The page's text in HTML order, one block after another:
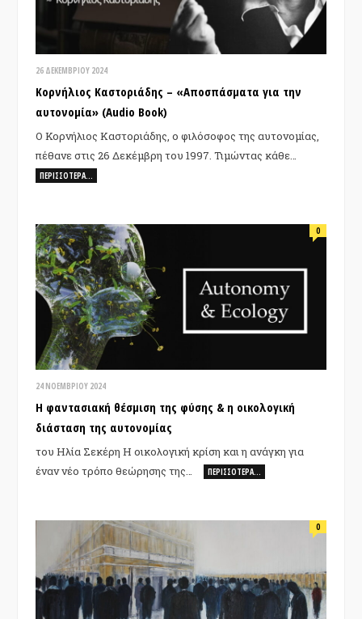
26 ΔΕΚΕΜΒΡΊΟΥ 2024
Κορνήλιος Καστοριάδης – «Αποσπάσματα για την
αυτονομία» (Audio Book)
Ο Κορνήλιος Καστοριάδης, ο φιλόσοφος της αυτονομίας,
πέθανε στις 26 Δεκέμβρη του 1997. Τιμώντας κάθε…
ΠΕΡΙΣΣΌΤΕΡΑ…
24 ΝΟΕΜΒΡΊΟΥ 2024
0
Η φαντασιακή θέσμιση της φύσης & η οικολογική
διάσταση της αυτονομίας
του Ηλία Σεκέρη Η οικολογική κρίση και η ανάγκη για
έναν νέο τρόπο θεώρησης της…
ΠΕΡΙΣΣΌΤΕΡΑ…
0